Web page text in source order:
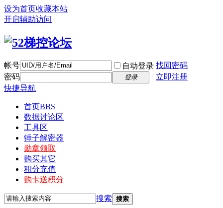
设为首页收藏本站
开启辅助访问
帐号 自动登录 找回密码
密码
登录
立即注册
快捷导航
首页BBS
数据讨论区
工具区
锤子解密器
勋章领取
购买其它
积分充值
购卡送积分
搜索 搜索